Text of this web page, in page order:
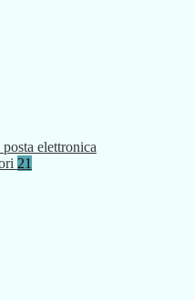
elettronica
21